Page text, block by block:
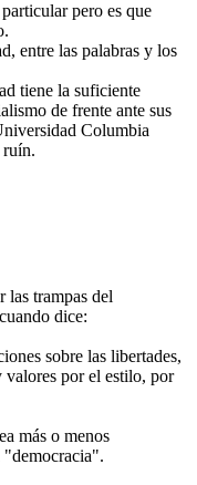
pero es que
entre las palabras y los
tiene la suficiente
de frente ante sus
Columbia
ruín.
las trampas del
dice:
sobre las libertades,
valores por el estilo, por
más o menos
"democracia".